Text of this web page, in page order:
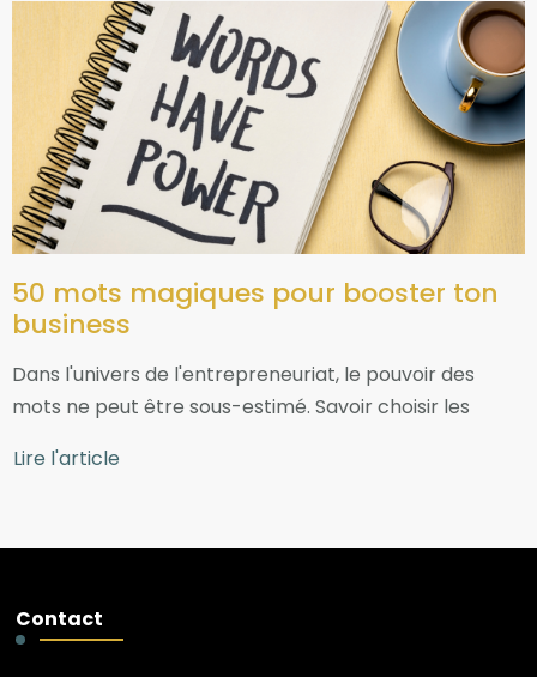
50 mots magiques pour booster ton
business
Dans l'univers de l'entrepreneuriat, le pouvoir des
mots ne peut être sous-estimé. Savoir choisir les
Lire l'article
Contact